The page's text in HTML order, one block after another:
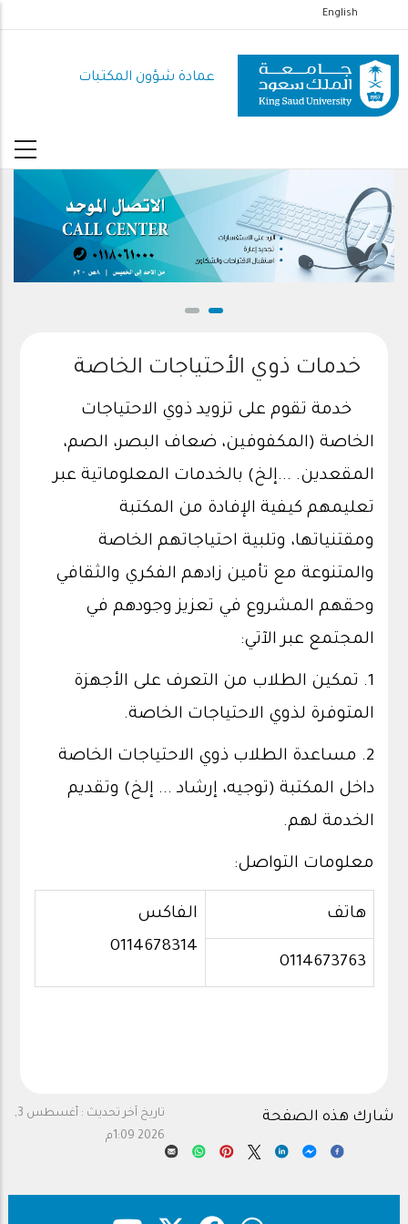
إلى
المحتوى
الرئيسي
English
عمادة شؤون المكتبات
خدمات ذوي الأحتياجات الخاصة
خدمة تقوم على تزويد ذوي الاحتياجات
الخاصة (المكفوفين، ضعاف البصر، الصم،
المقعدين. ...إلخ) بالخدمات المعلوماتية عبر
تعليمهم كيفية الإفادة من المكتبة
ومقتنياتها، وتلبية احتياجاتهم الخاصة
والمتنوعة مع تأمين زادهم الفكري والثقافي
وحقهم المشروع في تعزيز وجودهم في
المجتمع عبر الآتي:
1. تمكين الطلاب من التعرف على الأجهزة
المتوفرة لذوي الاحتياجات الخاصة.
2. مساعدة الطلاب ذوي الاحتياجات الخاصة
داخل المكتبة (توجيه، إرشاد ... إلخ) وتقديم
الخدمة لهم.
معلومات التواصل:
هاتف
الفاكس
0114678314
0114673763
تاريخ آخر تحديث :
أغسطس 3,
2026 1:09م
شارك هذه الصفحة